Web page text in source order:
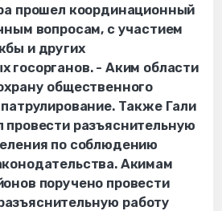
прошел координационный
вопросам, с участием
и других
госорганов. - Аким области
общественного
Также Гали
провести разъяснительную
по соблюдению
Акимам
поручено провести
работу